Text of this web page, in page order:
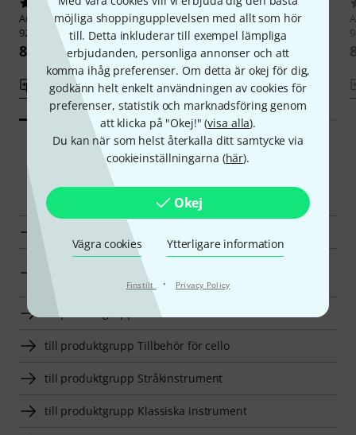
möjliga shoppingupplevelsen med allt som hör
till. Detta inkluderar till exempel lämpliga
erbjudanden, personliga annonser och att
komma ihåg preferenser. Om detta är okej för dig,
godkänn helt enkelt användningen av cookies för
preferenser, statistik och marknadsföring genom
att klicka på "Okej!" (visa alla).
Du kan när som helst återkalla ditt samtycke via
cookieinställningarna (här).
Okej
Vägra cookies Ytterligare information
Finstilt · Privacy Policy
1
AubertNo.18 Cello Bridge 4/4
92mm
884 kr
Jämför
1
AubertNo.18 Cello Bridge 4/4
90mm
884 kr
Jämför
Smart Navigator
Gewa Stallben för cello en överblick
Stallben för cello till priser från 750 kr - 1250 kr
till produktgrupp Stallben för cello
till produktgrupp Tillbehör för cello
till produktgrupp Stråkinstrument
till produktgrupp Klassiska instrument